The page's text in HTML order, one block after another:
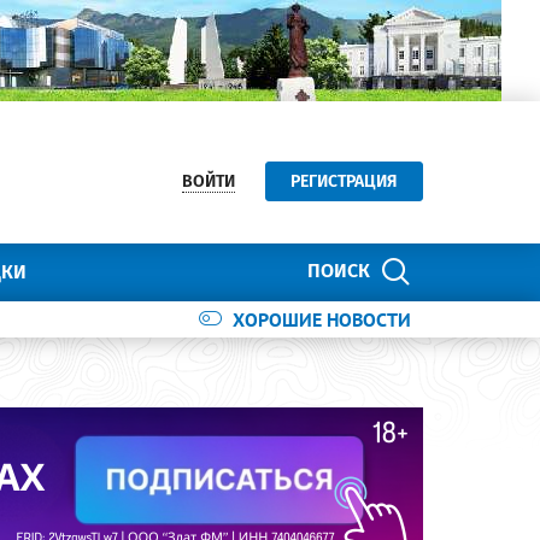
ВОЙТИ РЕГИСТРАЦИЯ
ПОИСК
ХОРОШИЕ НОВОСТИ